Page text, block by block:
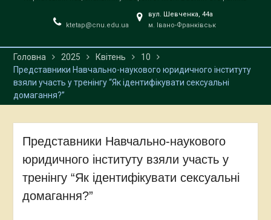
ktetap@cnu.edu.ua
вул. Шевченка, 44a
м. Івано-Франківськ
Головна 2025 Квітень
10
Представники Навчально-наукового юридичного інституту
взяли участь у тренінгу “Як ідентифікувати сексуальні
домагання?”
Представники Навчально-наукового
юридичного інституту взяли участь у
тренінгу “Як ідентифікувати сексуальні
домагання?”